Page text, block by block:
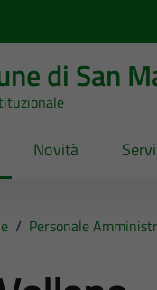
di San
Novità
/ Personale